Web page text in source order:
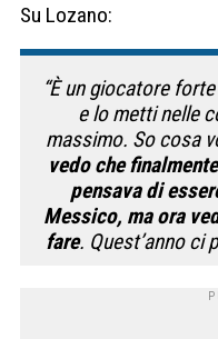
Su Lozano:
“È un giocatore
e lo metti nelle
massimo. So cosa
vedo che
pensava di
Messico, ma ora
fare. Quest’anno ci